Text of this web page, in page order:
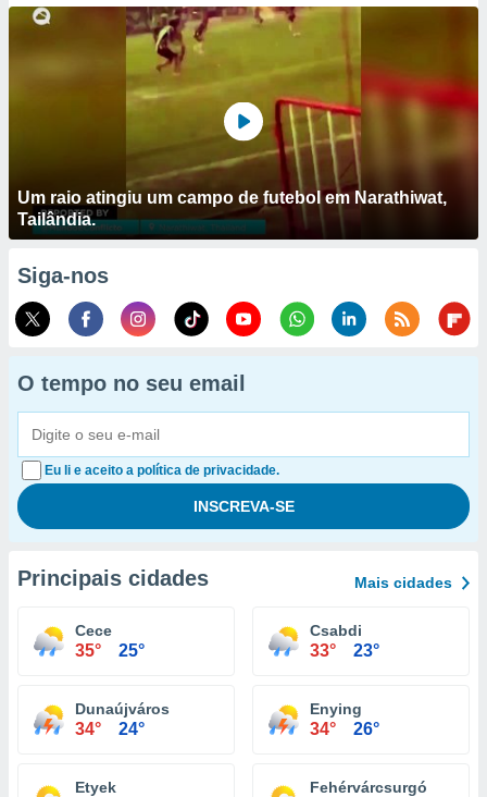
Um raio atingiu um campo de futebol em Narathiwat,
Tailândia.
Siga-nos
O tempo no seu email
Eu li e aceito a política de privacidade.
Principais cidades Mais cidades
Cece
35° 25°
Csabdi
33° 23°
Dunaújváros
34° 24°
Enying
34° 26°
Etyek Fehérvárcsurgó